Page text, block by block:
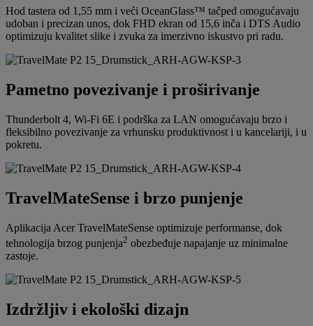
Hod tastera od 1,55 mm i veći OceanGlass™ tačped omogućavaju
udoban i precizan unos, dok FHD ekran od 15,6 inča i DTS Audio
optimizuju kvalitet slike i zvuka za imerzivno iskustvo pri radu.
Pametno povezivanje i proširivanje
Thunderbolt 4, Wi-Fi 6E i podrška za LAN omogućavaju brzo i
fleksibilno povezivanje za vrhunsku produktivnost i u kancelariji, i u
pokretu.
TravelMateSense i brzo punjenje
Aplikacija Acer TravelMateSense optimizuje performanse, dok
tehnologija brzog punjenja2 obezbeđuje napajanje uz minimalne
zastoje.
Izdržljiv i ekološki dizajn